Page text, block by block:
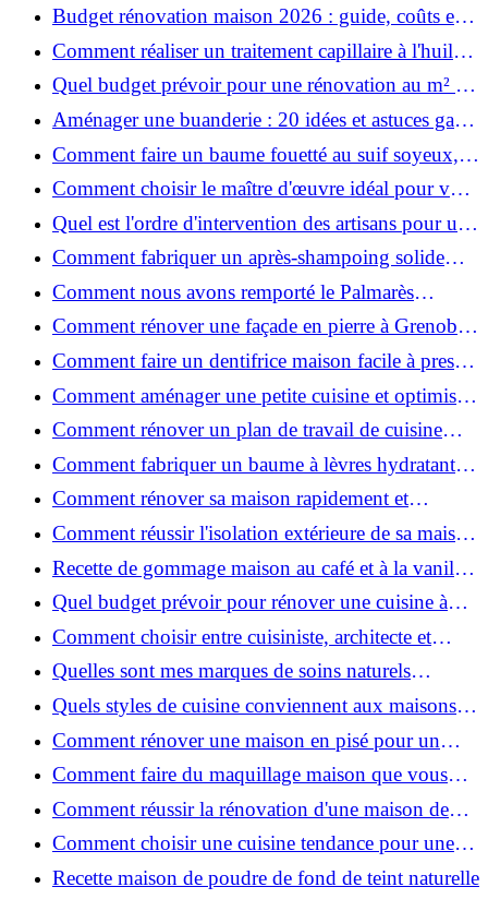
ruiner ?
Budget rénovation maison 2026 : guide, coûts et
astuces
Comment réaliser un traitement capillaire à l'huile
maison efficace ?
Quel budget prévoir pour une rénovation au m² en
2026 ?
Aménager une buanderie : 20 idées et astuces gain
de place pour un espace fonctionnel et stylé
Comment faire un baume fouetté au suif soyeux,
fait maison ?
Comment choisir le maître d'œuvre idéal pour vos
travaux de rénovation ?
Quel est l'ordre d'intervention des artisans pour une
rénovation ?
Comment fabriquer un après-shampoing solide
naturel pour cheveux ?
Comment nous avons remporté le Palmarès
(Ré)HABITER 2025 : les coulisses du projet primé
?
Comment rénover une façade en pierre à Grenoble
: techniques, coûts et conseils
Comment faire un dentifrice maison facile à presser
?
Comment aménager une petite cuisine et optimiser
chaque centimètre carré ?
Comment rénover un plan de travail de cuisine
facilement : guide étape par étape
Comment fabriquer un baume à lèvres hydratant et
naturel au suif ?
Comment rénover sa maison rapidement et
efficacement ?
Comment réussir l'isolation extérieure de sa maison
pour une rénovation performante et durable ?
Recette de gommage maison au café et à la vanille
pour une peau douce
Quel budget prévoir pour rénover une cuisine à
Voiron en 2026 : coûts et aides locales ?
Comment choisir entre cuisiniste, architecte et
contractant général à Voiron ?
Quelles sont mes marques de soins naturels
préférées ?
Quels styles de cuisine conviennent aux maisons et
appartements du Voironnais ?
Comment rénover une maison en pisé pour un
habitat sain et performant ?
Comment faire du maquillage maison que vous
utiliserez vraiment ?
Comment réussir la rénovation d'une maison de
ville en 2026 ?
Comment choisir une cuisine tendance pour une
rénovation en 2026 ?
Recette maison de poudre de fond de teint naturelle